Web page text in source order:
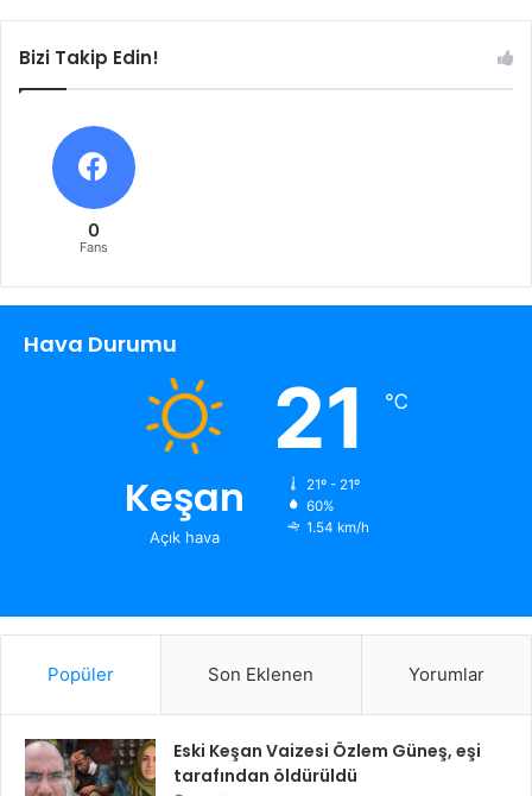
Bizi Takip Edin!
0
Fans
Hava Durumu
Keşan
Açık hava
21 ℃
21º - 21º
60%
1.54 km/h
Popüler Son Eklenen Yorumlar
Eski Keşan Vaizesi Özlem Güneş, eşi
tarafından öldürüldü